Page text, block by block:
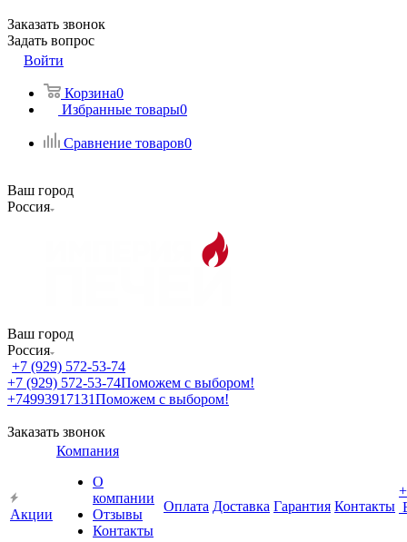
Заказать звонок
Задать вопрос
Войти
Корзина0
Избранные товары0
Сравнение товаров0
Ваш город
Россия
Ваш город
Россия
+7 (929) 572-53-74
+7 (929) 572-53-74Поможем с выбором!
+74993917131Поможем с выбором!
Заказать звонок
Акции
Компания
О
компании
Отзывы
Контакты
Оплата Доставка Гарантия Контакты
+